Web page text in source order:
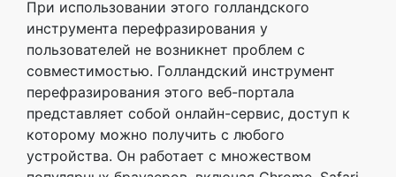
При использовании этого голландского
инструмента перефразирования у
пользователей не возникнет проблем с
совместимостью. Голландский инструмент
перефразирования этого веб-портала
представляет собой онлайн-сервис, доступ к
которому можно получить с любого
устройства. Он работает с множеством